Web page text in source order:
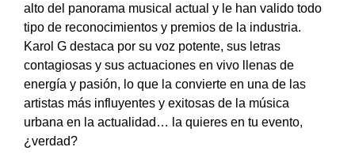
alto del panorama musical actual y le han valido todo
tipo de reconocimientos y premios de la industria.
Karol G destaca por su voz potente, sus letras
contagiosas y sus actuaciones en vivo llenas de
energía y pasión, lo que la convierte en una de las
artistas más influyentes y exitosas de la música
urbana en la actualidad… la quieres en tu evento,
¿verdad?